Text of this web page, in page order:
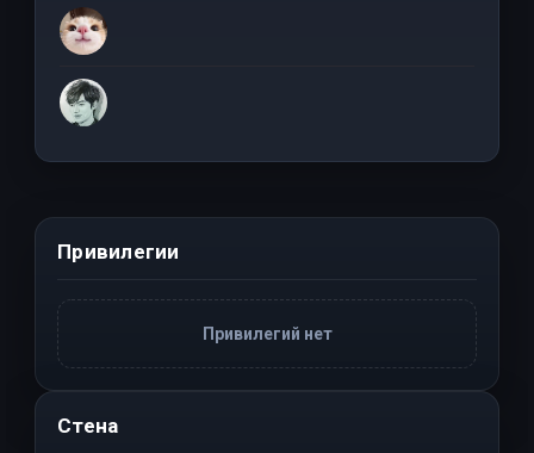
Привилегии
Привилегий нет
Стена